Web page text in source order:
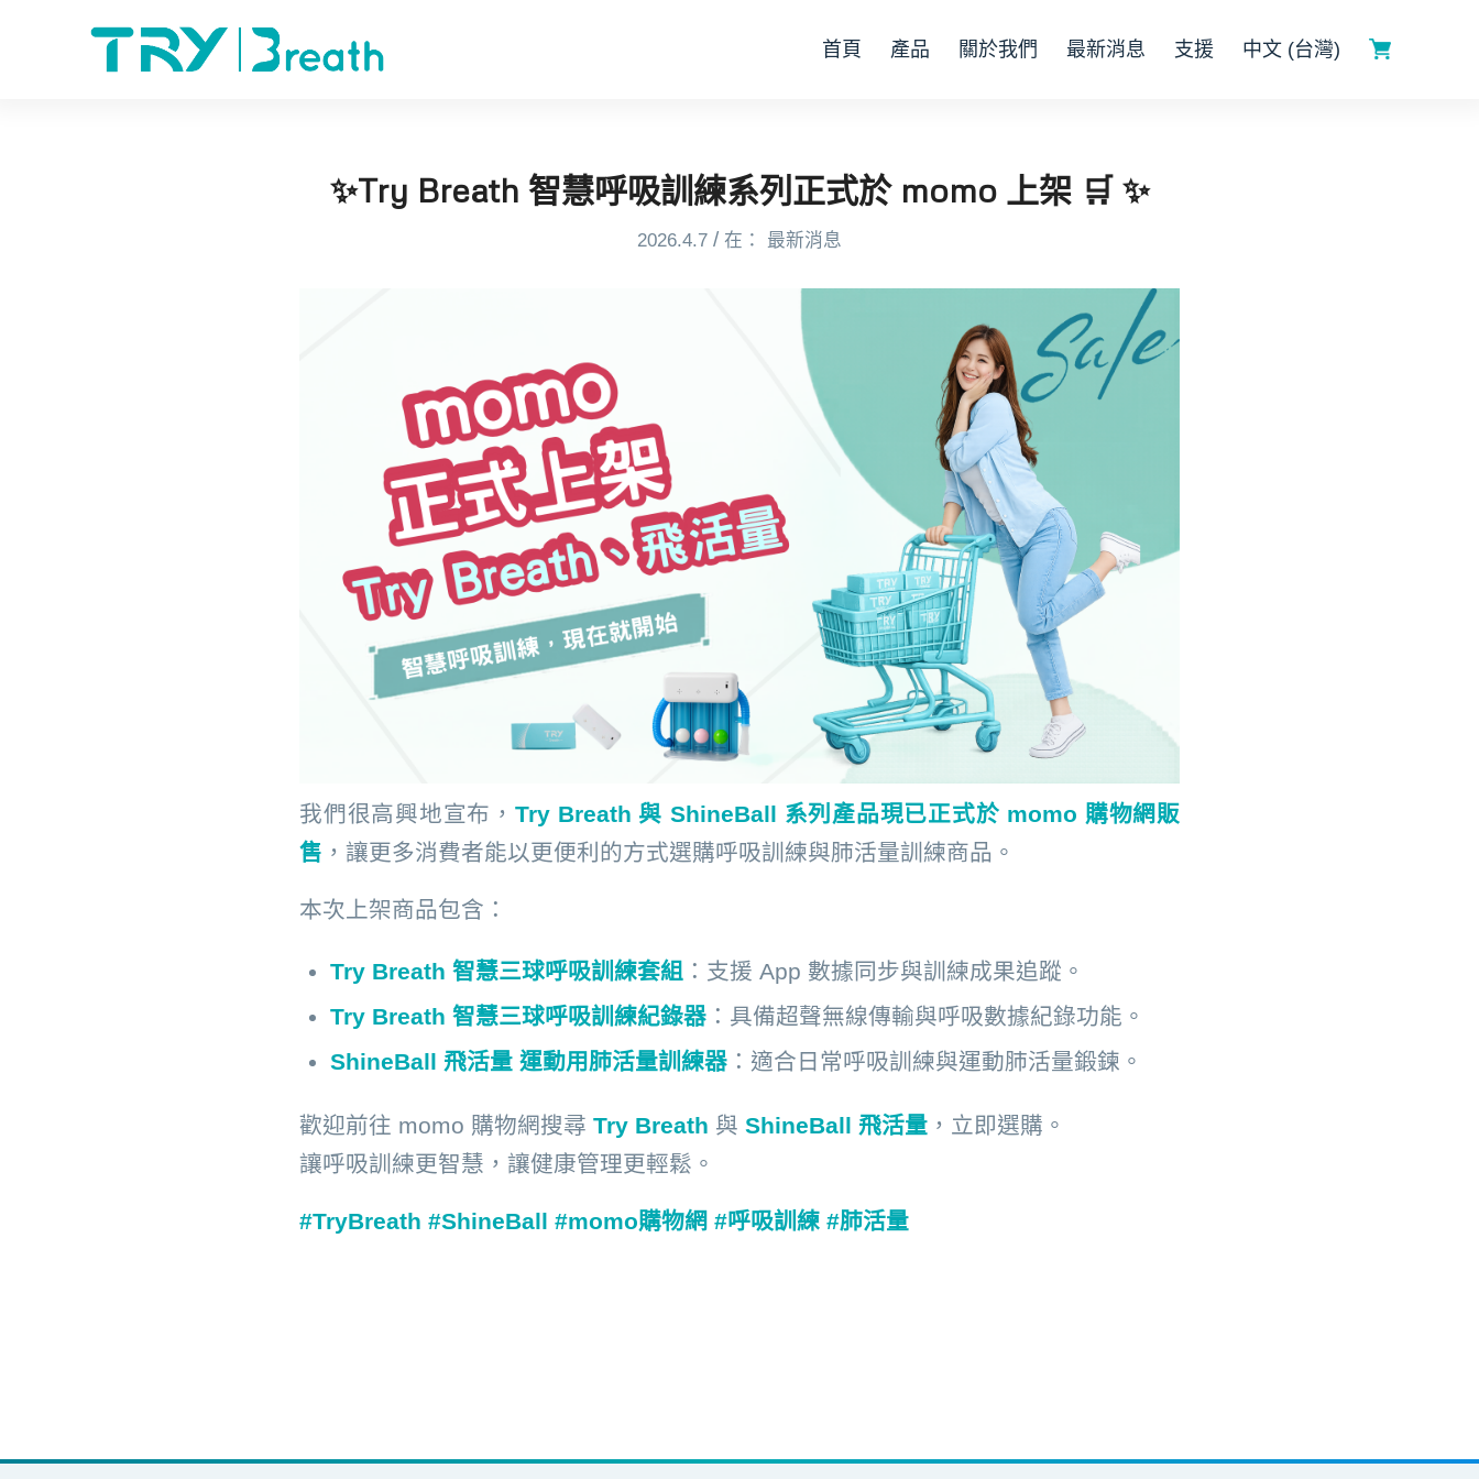
首頁 產品 關於我們 最新消息 支援 中文 (台灣)
✨Try Breath 智慧呼吸訓練系列正式於 momo 上架 🛒 ✨
2026.4.7 / 在： 最新消息
我們很高興地宣布， Try Breath 與 ShineBall 系列產品現已正式於 momo 購物網販
售 ，讓更多消費者能以更便利的方式選購呼吸訓練與肺活量訓練商品。
本次上架商品包含：
Try Breath 智慧三球呼吸訓練套組：支援 App 數據同步與訓練成果追蹤。
Try Breath 智慧三球呼吸訓練紀錄器：具備超聲無線傳輸與呼吸數據紀錄功能。
ShineBall 飛活量 運動用肺活量訓練器：適合日常呼吸訓練與運動肺活量鍛鍊。
歡迎前往 momo 購物網搜尋 Try Breath 與 ShineBall 飛活量 ，立即選購。
讓呼吸訓練更智慧，讓健康管理更輕鬆。
#TryBreath #ShineBall #momo購物網 #呼吸訓練 #肺活量